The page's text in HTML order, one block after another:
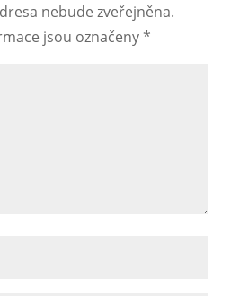
nebude zveřejněna.
jsou označeny*